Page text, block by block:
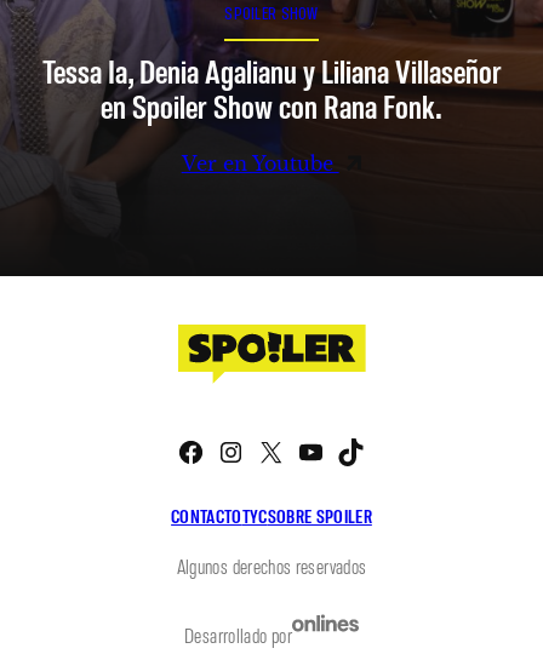
SPOILER SHOW
Tessa Ia, Denia Agalianu y Liliana Villaseñor
en Spoiler Show con Rana Fonk.
Ver en Youtube
CONTACTOTYCSOBRE SPOILER
Facebook
Instagram
X YouTube
Algunos derechos reservados
Desarrollado por